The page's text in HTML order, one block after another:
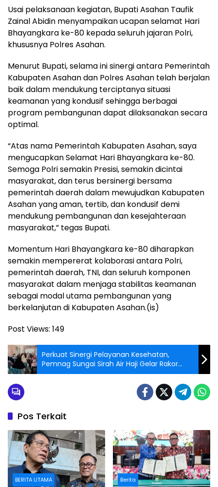
Usai pelaksanaan kegiatan, Bupati Asahan Taufik
Zainal Abidin menyampaikan ucapan selamat Hari
Bhayangkara ke-80 kepada seluruh jajaran Polri,
khususnya Polres Asahan.
Menurut Bupati, selama ini sinergi antara Pemerintah
Kabupaten Asahan dan Polres Asahan telah berjalan
baik dalam mendukung terciptanya situasi
keamanan yang kondusif sehingga berbagai
program pembangunan dapat dilaksanakan secara
optimal.
“Atas nama Pemerintah Kabupaten Asahan, saya
mengucapkan Selamat Hari Bhayangkara ke-80.
Semoga Polri semakin Presisi, semakin dicintai
masyarakat, dan terus bersinergi bersama
pemerintah daerah dalam mewujudkan Kabupaten
Asahan yang aman, tertib, dan kondusif demi
mendukung pembangunan dan kesejahteraan
masyarakat,” tegas Bupati.
Momentum Hari Bhayangkara ke-80 diharapkan
semakin mempererat kolaborasi antara Polri,
pemerintah daerah, TNI, dan seluruh komponen
masyarakat dalam menjaga stabilitas keamanan
sebagai modal utama pembangunan yang
berkelanjutan di Kabupaten Asahan.(is)
Post Views: 149
Perkuat Sinergi Pelayanan Kesehatan,
Pemnag Sungai Sirah Air Haji Gelar Rakor
Bersama Bidan Desa dan Kader
Pos Terkait
BERITA UTAMA Berita